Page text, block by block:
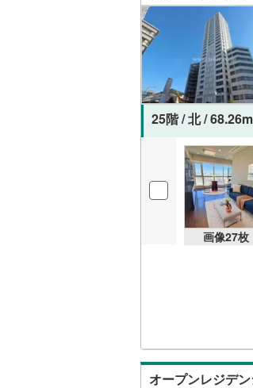
25階 / 北 / 68.26m
画像27枚
オープンレジデ